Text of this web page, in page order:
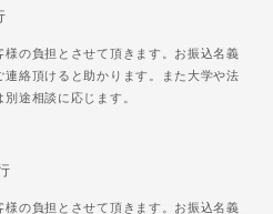
の負担とさせて頂きます。お振込名義
絡頂けると助かります。また大学や法
途相談に応じます。
の負担とさせて頂きます。お振込名義